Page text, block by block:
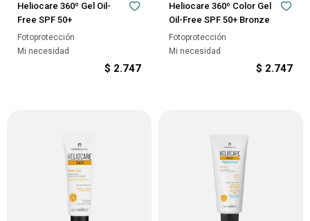
Heliocare 360º Gel Oil-
Free SPF 50+
Fotoprotección
Mi necesidad
$ 2.747
Heliocare 360º Color Gel
Oil-Free SPF 50+ Bronze
Fotoprotección
Mi necesidad
$ 2.747